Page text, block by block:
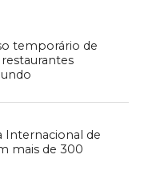
temporário de
Internacional de
mais de 300